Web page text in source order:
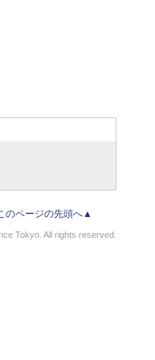
のページの先頭へ▲
Tokyo. All rights reserved.